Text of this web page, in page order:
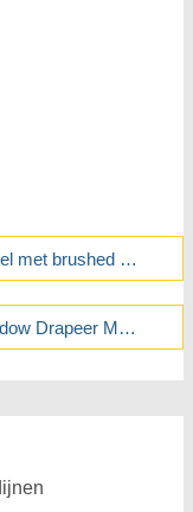
Hoe Frame een spiegel met brushed nikkel
Hoe maak je een Window Drapeer Met sjaals en Foto's